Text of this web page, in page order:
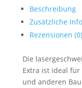
Beschreibung
Zusätzliche
Rezensionen (0)
Die
Extra ist ideal für
und anderen